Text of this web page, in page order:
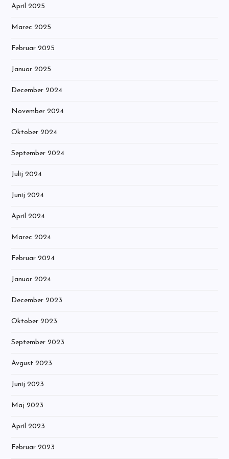
April 2025
Marec 2025
Februar 2025
Januar 2025
December 2024
November 2024
Oktober 2024
September 2024
Julij 2024
Junij 2024
April 2024
Marec 2024
Februar 2024
Januar 2024
December 2023
Oktober 2023
September 2023
Avgust 2023
Junij 2023
Maj 2023
April 2023
Februar 2023